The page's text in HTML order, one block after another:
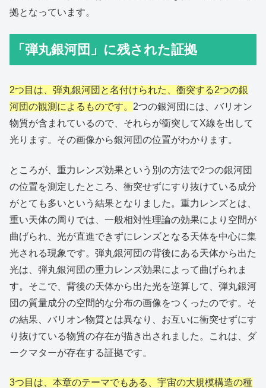
拠となっています。
「弾丸銀河団」に残された証拠
2つ目は、弾丸銀河団と名付けられた、衝突する2つの銀
河団の観測によるものです。 2つの銀河団には、バリオン
物質が含まれているので、それらが衝突してX線を出して
光ります。その画像から銀河団の位置がわかります。
ところが、重力レンズ効果という別の方法で2つの銀河団
の位置を測定したところ、衝突せずにすり抜けている成分
がとても多いという結果となりました。重力レンズとは、
重い天体の周りでは、一般相対性理論の効果により空間が
曲げられ、光が直進できずにレンズとなる天体を中心に集
光される現象です。弾丸銀河団の背後にある天体から出た
光は、弾丸銀河団の重力レンズ効果によって曲げられま
す。そこで、背後の天体から出た光を逆算して、弾丸銀河
団の質量成分の空間的な分布の画像をつくったのです。そ
の結果、バリオン物質とは異なり、お互いに衝突せずにす
り抜けている物質の存在が描き出されました。これは、ダ
ークマターが存在する証拠です。
3つ目は、本章のテーマでもある、宇宙の大規模構造の種